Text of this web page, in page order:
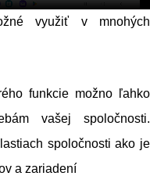
využiť v mnohých
funkcie možno ľahko
vašej spoločnosti.
spoločnosti ako je
a zariadení